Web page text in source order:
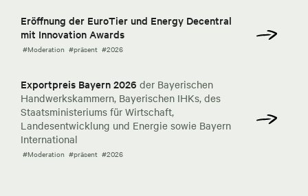
Eröffnung der EuroTier und Energy Decentral
mit Innovation Awards
#Moderation #präsent #2026
Exportpreis Bayern 2026 der Bayerischen
Handwerkskammern, Bayerischen IHKs, des
Staatsministeriums für Wirtschaft,
Landesentwicklung und Energie sowie Bayern
International
#Moderation #präsent #2026